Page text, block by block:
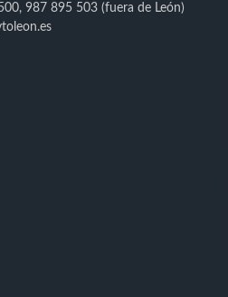
987 895 503 (fuera de León)